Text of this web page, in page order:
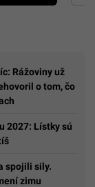
Rážoviny už
o tom, čo
2027: Lístky sú
spojili sily.
zimu